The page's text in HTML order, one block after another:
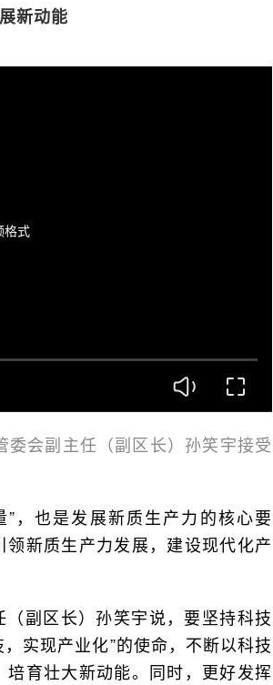
新动能
格式
会副主任（副区长）孙笑宇接受
，也是发展新质生产力的核心要
新质生产力发展，建设现代化产
副区长）孙笑宇说，要坚持科技
实现产业化”的使命，不断以科技
育壮大新动能。同时，更好发挥